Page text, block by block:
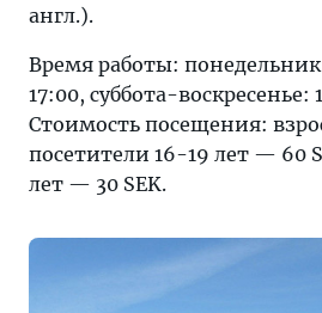
англ.).
Время работы:
17:00, суббота-воскресенье:
Стоимость посещения:
посетители 16-19 лет — 60
лет — 30 SEK.